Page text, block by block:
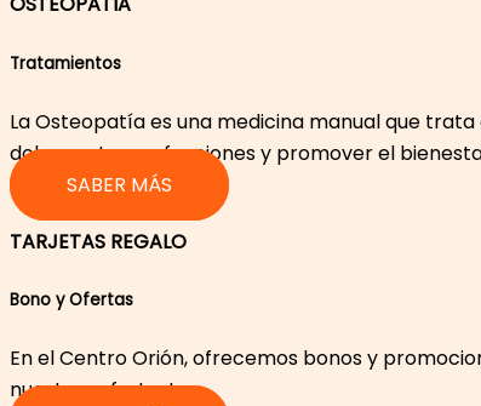
Tratamientos
La Osteopatía es una medicina manual que
dolor, restaurar funciones y promover el
SABER MÁS
TARJETAS REGALO
Bono y Ofertas​
En el Centro Orión, ofrecemos bonos y
nuestras ofertas!